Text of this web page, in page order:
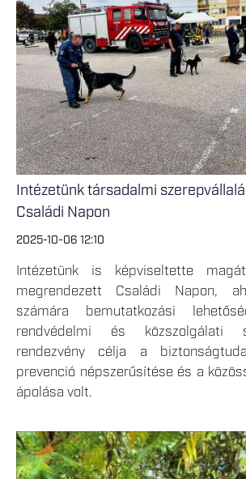
Intézetünk társadalmi
Családi Napon
2025-10-06 12:10
Intézetünk is képviseltette
megrendezett Családi Napon,
számára bemutatkozási
rendvédelmi és közszolgálati
rendezvény célja a
prevenció népszerűsítése és a
ápolása volt.